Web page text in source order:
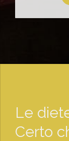
Le
Certo